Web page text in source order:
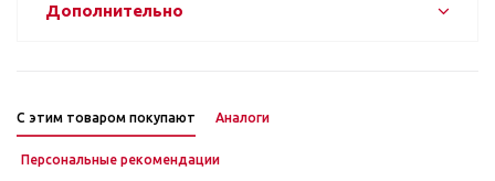
Дополнительно
С этим товаром покупают Аналоги
Персональные рекомендации